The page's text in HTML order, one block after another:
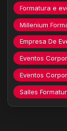
Formatura e
Millenium
Empresa De
Eventos
Eventos
Salles